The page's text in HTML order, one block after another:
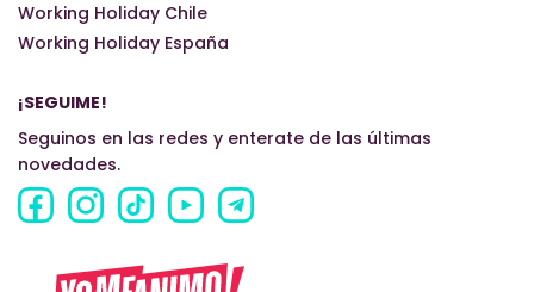
Working Holiday Chile
Working Holiday España
¡SEGUIME!
Seguinos en las redes y enterate de las últimas
novedades.